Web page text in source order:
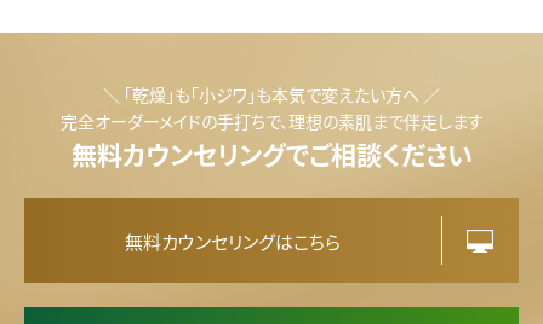
＼ 「乾燥」も「小ジワ」も本気で変えたい方へ ／
完全オーダーメイドの手打ちで、理想の素肌まで伴走します
無料カウンセリングでご相談ください
無料カウンセリングはこちら